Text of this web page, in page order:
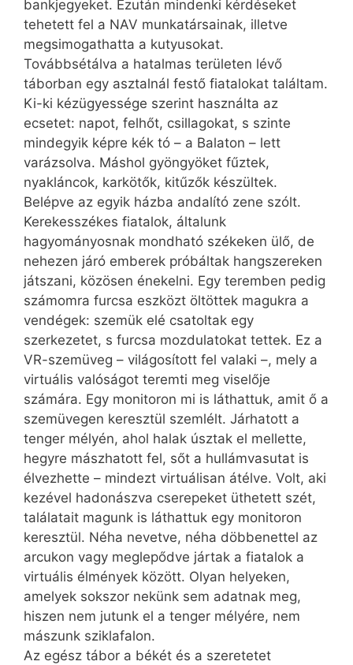
bankjegyeket. Ezután mindenki kérdéseket
tehetett fel a NAV munkatársainak, illetve
megsimogathatta a kutyusokat.
Továbbsétálva a hatalmas területen lévő
táborban egy asztalnál festő fiatalokat találtam.
Ki-ki kézügyessége szerint használta az
ecsetet: napot, felhőt, csillagokat, s szinte
mindegyik képre kék tó – a Balaton – lett
varázsolva. Máshol gyöngyöket fűztek,
nyakláncok, karkötők, kitűzők készültek.
Belépve az egyik házba andalító zene szólt.
Kerekesszékes fiatalok, általunk
hagyományosnak mondható székeken ülő, de
nehezen járó emberek próbáltak hangszereken
játszani, közösen énekelni. Egy teremben pedig
számomra furcsa eszközt öltöttek magukra a
vendégek: szemük elé csatoltak egy
szerkezetet, s furcsa mozdulatokat tettek. Ez a
VR-szemüveg – világosított fel valaki –, mely a
virtuális valóságot teremti meg viselője
számára. Egy monitoron mi is láthattuk, amit ő a
szemüvegen keresztül szemlélt. Járhatott a
tenger mélyén, ahol halak úsztak el mellette,
hegyre mászhatott fel, sőt a hullámvasutat is
élvezhette – mindezt virtuálisan átélve. Volt, aki
kezével hadonászva cserepeket üthetett szét,
találatait magunk is láthattuk egy monitoron
keresztül. Néha nevetve, néha döbbenettel az
arcukon vagy meglepődve jártak a fiatalok a
virtuális élmények között. Olyan helyeken,
amelyek sokszor nekünk sem adatnak meg,
hiszen nem jutunk el a tenger mélyére, nem
mászunk sziklafalon.
Az egész tábor a békét és a szeretetet